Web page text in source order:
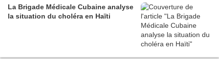
La Brigade Médicale Cubaine analyse
la situation du choléra en Haïti